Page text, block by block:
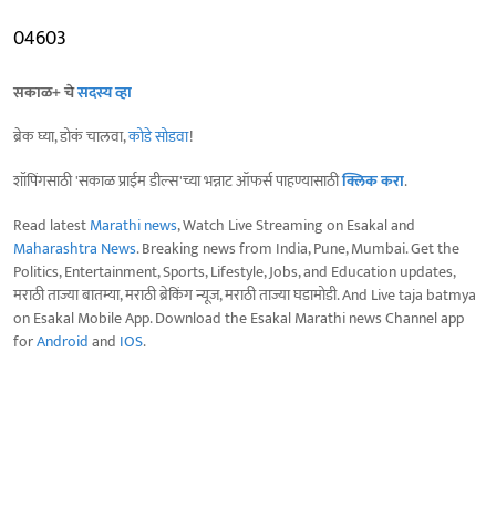
04603
सकाळ+ चेसदस्य व्हा
ब्रेक घ्या, डोकं चालवा,कोडे सोडवा!
शॉपिंगसाठी 'सकाळ प्राईम डील्स'च्या भन्नाट ऑफर्स पाहण्यासाठीक्लिक करा.
Read latestMarathi news, Watch Live Streaming on Esakal and
Maharashtra News. Breaking news from India, Pune, Mumbai. Get the
Politics, Entertainment, Sports, Lifestyle, Jobs, and Education updates,
मराठी ताज्या बातम्या, मराठी ब्रेकिंग न्यूज, मराठी ताज्या घडामोडी. And Live taja batmya
on Esakal Mobile App. Download the Esakal Marathi news Channel app
forAndroidand IOS.